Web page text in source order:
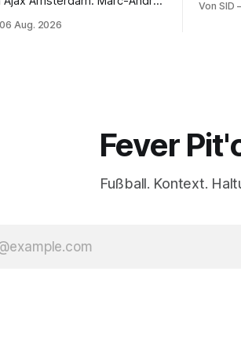
06 Aug. 2026
Von SID
Fever
Fußball. Kontext.